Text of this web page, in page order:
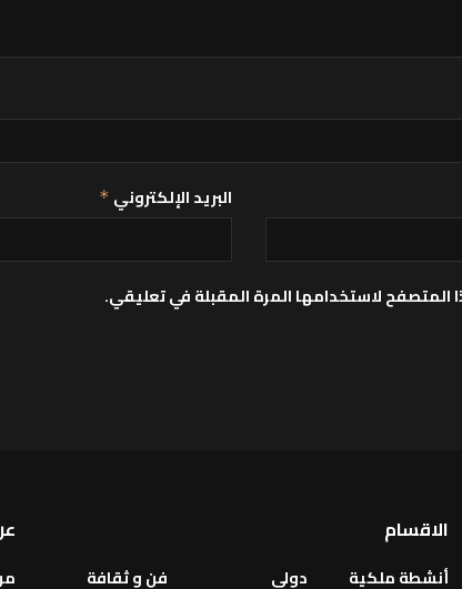
البريد الإلكتروني *
المتصفح لاستخدامها المرة المقبلة في تعليقي.
الاقسام
أنشطة ملكية دولي فن و ثقافة